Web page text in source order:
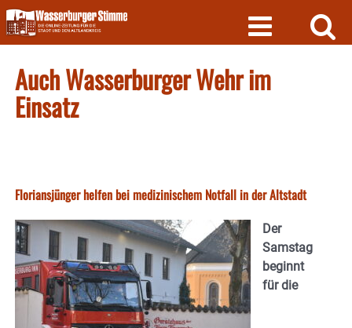
Skip
to
content
Auch Wasserburger Wehr im
Einsatz
Floriansjünger helfen bei medizinischem Notfall in der Altstadt
Der
Samstag
beginnt
für die